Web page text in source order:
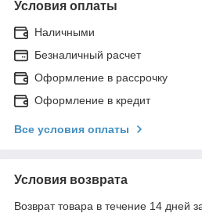
Условия оплаты
Наличными
Безналичный расчет
Оформление в рассрочку
Оформление в кредит
Все условия оплаты
Условия возврата
Возврат товара в течение 14 дней